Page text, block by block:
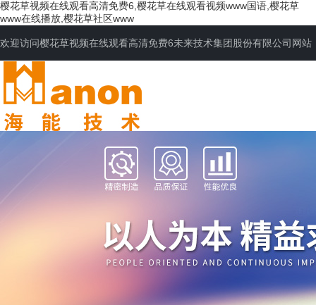
樱花草视频在线观看高清免费6,樱花草在线观看视频www国语,樱花草
www在线播放,樱花草社区www
欢迎访问樱花草视频在线观看高清免费6未来技术集团股份有限公司网站
网站首页